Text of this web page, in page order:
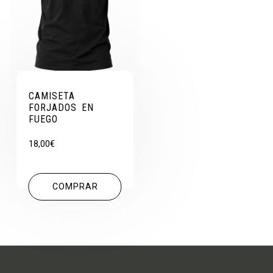
CAMISETA
FORJADOS EN
FUEGO
18,00€
COMPRAR